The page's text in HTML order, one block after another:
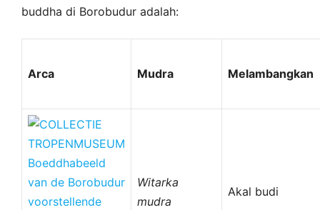
buddha di Borobudur adalah:
Arca Mudra Melambangkan
Witarka
mudra
Akal budi